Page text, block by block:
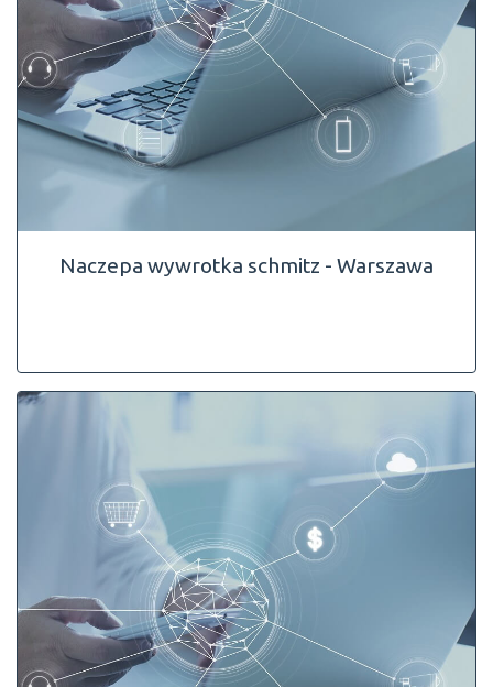
Naczepa wywrotka schmitz - Warszawa